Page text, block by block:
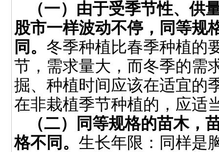
（一）由于受季节性、供
股市一样波动不停，同等规
同。 冬季种植比春季种植的
节，需求量大，而冬季的需
掘、种植时间应该在适宜的
在非栽植季节种植的，应适
（二）同等规格的苗木，
格不同。 生长年限：同样是